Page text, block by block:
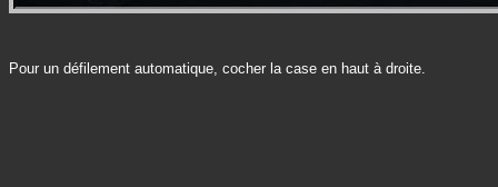
Pour un défilement automatique, cocher la case en haut à droite.